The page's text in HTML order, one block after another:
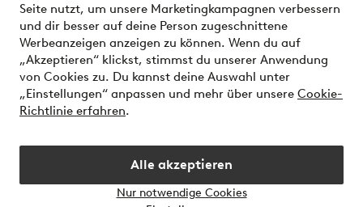
Seite nutzt, um unsere Marketingkampagnen verbessern
und dir besser auf deine Person zugeschnittene
Werbeanzeigen anzeigen zu können. Wenn du auf
„Akzeptieren“ klickst, stimmst du unserer Anwendung
von Cookies zu. Du kannst deine Auswahl unter
„Einstellungen“ anpassen und mehr über unsere Cookie-
Richtlinie erfahren.
Alle akzeptieren
Nur notwendige Cookies
Möchtest du mehr über unsere
Zahlungsmöglichkeitenerfahren?